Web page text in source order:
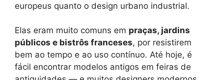
europeus quanto o design urbano industrial.
Elas eram muito comuns em praças, jardins
públicos e bistrôs franceses, por resistirem
bem ao tempo e ao uso contínuo. Até hoje, é
fácil encontrar modelos antigos em feiras de